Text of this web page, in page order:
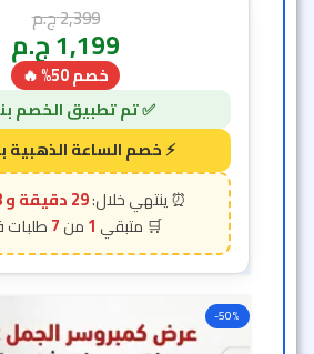
2,399ج.م
1,199ج.م
خصم 50% 🔥
29 دقيقة و 26 ثانية
1
7
-50%